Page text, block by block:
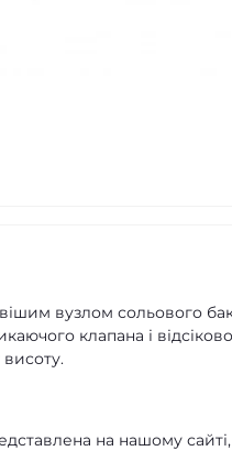
вузлом сольового
клапана і
на нашому